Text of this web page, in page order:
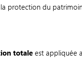
protection du
totaleest appliquée